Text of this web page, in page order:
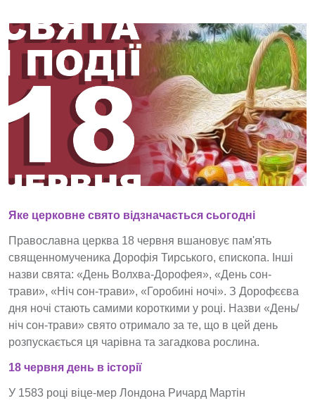
Яке церковне свято відзначається сьогодні
Православна церква 18 червня вшановує пам'ять
священномученика Дорофія Тирського, єпископа. Інші
назви свята: «День Волхва-Дорофея», «День сон-
трави», «Ніч сон-трави», «Горобині ночі». З Дорофєєва
дня ночі стають самими короткими у році. Назви «День/
ніч сон-трави» свято отримало за те, що в цей день
розпускається ця чарівна та загадкова рослина.
18 червня день в історії
У 1583 році віце-мер Лондона Ричард Мартін